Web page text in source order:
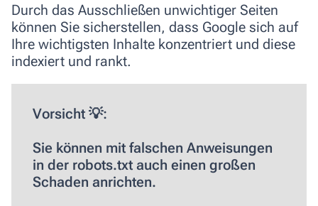
Durch das Ausschließen unwichtiger Seiten
können Sie sicherstellen, dass Google sich auf
Ihre wichtigsten Inhalte konzentriert und diese
indexiert und rankt.
Vorsicht 💡:
Sie können mit falschen Anweisungen
in der robots.txt auch einen großen
Schaden anrichten.